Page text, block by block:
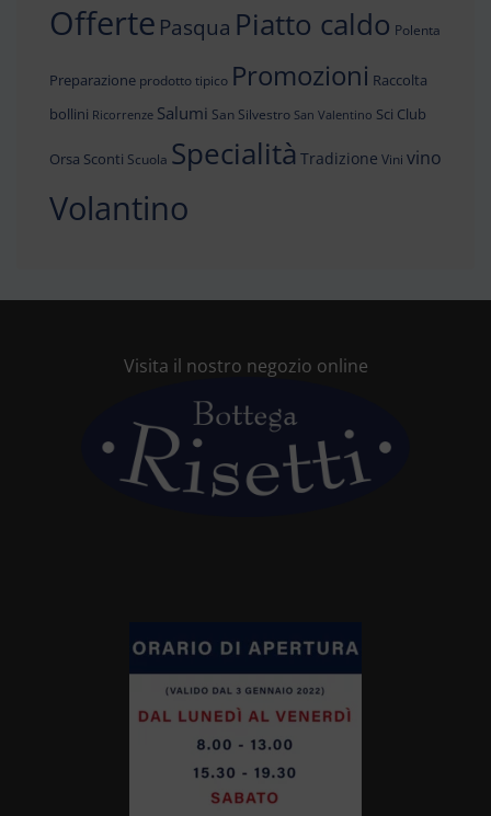
Offerte Pasqua Piatto caldo Polenta
Preparazione prodotto tipico Promozioni Raccolta
bollini Ricorrenze Salumi San Silvestro San Valentino Sci Club
Orsa Sconti Scuola Specialità Tradizione Vini vino
Volantino
Visita il nostro negozio online